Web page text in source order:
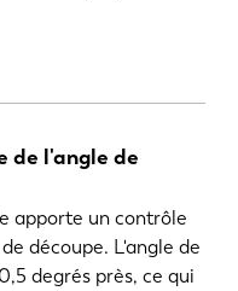
de l'angle de
apporte un contrôle
découpe. L'angle de
degrés près, ce qui